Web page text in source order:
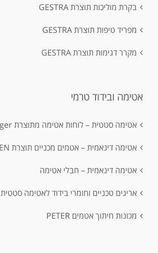
בקרת מוליכות תוצרת GESTRA
מפריד טיפות תוצרת GESTRA
מקרר דגימות תוצרת GESTRA
אטימה ובידוד טרמי
אטימה סטטית – לוחות אטימה מתוצרת Klinger
אטימה דינאמית – אטמים מכניים תוצרת ROTEN
אטימה דינאמית – חבלי אטימה
אריגים טכניים וחומרי בידוד לאטימה סטטית
מכונות חיתוך אטמים PETER